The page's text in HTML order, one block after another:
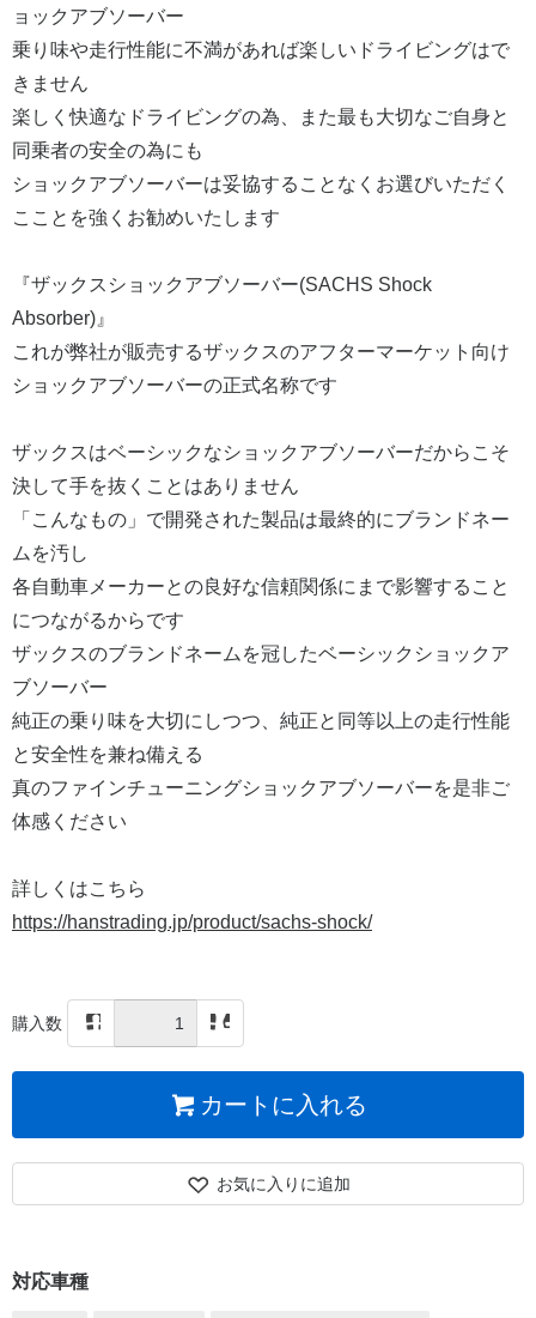
ョックアブソーバー
乗り味や走行性能に不満があれば楽しいドライビングはで
きません
楽しく快適なドライビングの為、また最も大切なご自身と
同乗者の安全の為にも
ショックアブソーバーは妥協することなくお選びいただく
こことを強くお勧めいたします
『ザックスショックアブソーバー(SACHS Shock
Absorber)』
これが弊社が販売するザックスのアフターマーケット向け
ショックアブソーバーの正式名称です
ザックスはベーシックなショックアブソーバーだからこそ
決して手を抜くことはありません
「こんなもの」で開発された製品は最終的にブランドネー
ムを汚し
各自動車メーカーとの良好な信頼関係にまで影響すること
につながるからです
ザックスのブランドネームを冠したベーシックショックア
ブソーバー
純正の乗り味を大切にしつつ、純正と同等以上の走行性能
と安全性を兼ね備える
真のファインチューニングショックアブソーバーを是非ご
体感ください
詳しくはこちら
https://hanstrading.jp/product/sachs-shock/
購入数
カートに入れる
お気に入りに追加
対応車種